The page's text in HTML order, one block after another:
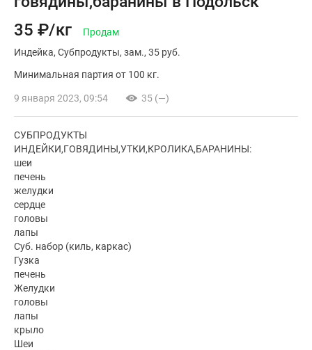
35 ₽/кг
Продам
Индейка Субпродукты зам. 35 руб.
Минимальная партия от 100 кг.
9 января 2023, 09:54 35 (—)
СУБПРОДУКТЫ
ИНДЕЙКИ,ГОВЯДИНЫ,УТКИ,КРОЛИКА,БАРАНИНЫ:
шеи
печень
желудки
сердце
головы
лапы
Суб. набор (киль, каркас)
Гузка
печень
Желудки
головы
лапы
крыло
Шеи